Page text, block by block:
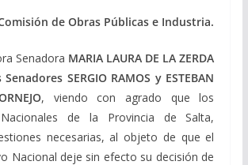
de Obras Públicas e Industria.
Senadora MARIA LAURA DE LA ZERDA
SERGIO RAMOS y ESTEBAN
, viendo con agrado que los
Nacionales de la Provincia de Salta,
necesarias, al objeto de que el
Nacional deje sin efecto su decisión de